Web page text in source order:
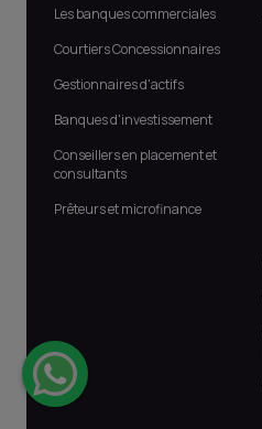
Les banques commerciales
Courtiers Concessionnaires
Gestionnaires d'actifs
Banques d'investissement
Conseillers en placement et
consultants
Prêteurs et microfinance